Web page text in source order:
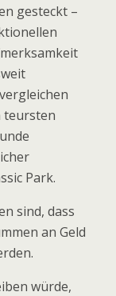
gesteckt –
teursten
Park.
sind, dass
an Geld
würde,